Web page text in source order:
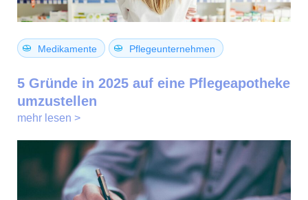
Medikamente Pflegeunternehmen
5 Gründe in 2025 auf eine Pflegeapotheke
umzustellen
mehr lesen >